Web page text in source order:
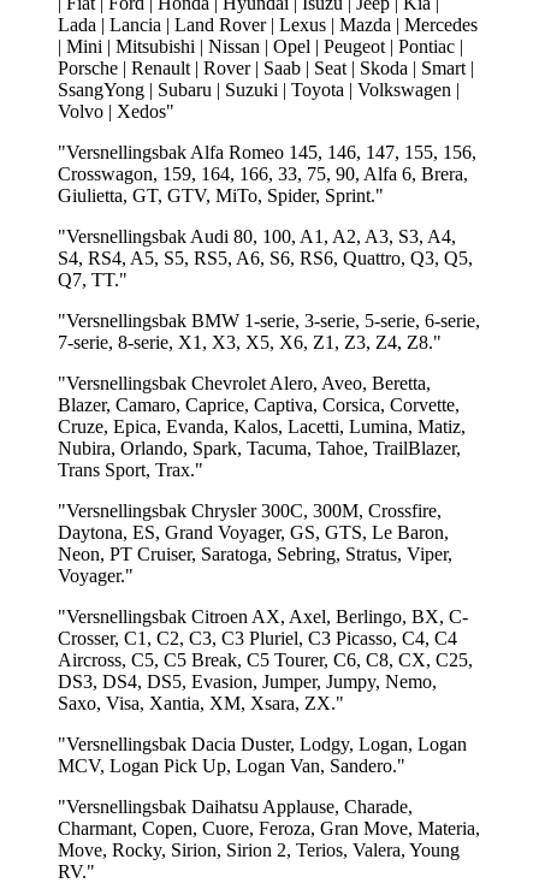
Lada | Lancia | Land Rover | Lexus | Mazda | Mercedes
| Mini | Mitsubishi | Nissan | Opel | Peugeot | Pontiac |
Porsche | Renault | Rover | Saab | Seat | Skoda | Smart |
SsangYong | Subaru | Suzuki | Toyota | Volkswagen |
Volvo | Xedos"
"Versnellingsbak Alfa Romeo 145, 146, 147, 155, 156,
Crosswagon, 159, 164, 166, 33, 75, 90, Alfa 6, Brera,
Giulietta, GT, GTV, MiTo, Spider, Sprint."
"Versnellingsbak Audi 80, 100, A1, A2, A3, S3, A4,
S4, RS4, A5, S5, RS5, A6, S6, RS6, Quattro, Q3, Q5,
Q7, TT."
"Versnellingsbak BMW 1-serie, 3-serie, 5-serie, 6-serie,
7-serie, 8-serie, X1, X3, X5, X6, Z1, Z3, Z4, Z8."
"Versnellingsbak Chevrolet Alero, Aveo, Beretta,
Blazer, Camaro, Caprice, Captiva, Corsica, Corvette,
Cruze, Epica, Evanda, Kalos, Lacetti, Lumina, Matiz,
Nubira, Orlando, Spark, Tacuma, Tahoe, TrailBlazer,
Trans Sport, Trax."
"Versnellingsbak Chrysler 300C, 300M, Crossfire,
Daytona, ES, Grand Voyager, GS, GTS, Le Baron,
Neon, PT Cruiser, Saratoga, Sebring, Stratus, Viper,
Voyager."
"Versnellingsbak Citroen AX, Axel, Berlingo, BX, C-
Crosser, C1, C2, C3, C3 Pluriel, C3 Picasso, C4, C4
Aircross, C5, C5 Break, C5 Tourer, C6, C8, CX, C25,
DS3, DS4, DS5, Evasion, Jumper, Jumpy, Nemo,
Saxo, Visa, Xantia, XM, Xsara, ZX."
"Versnellingsbak Dacia Duster, Lodgy, Logan, Logan
MCV, Logan Pick Up, Logan Van, Sandero."
"Versnellingsbak Daihatsu Applause, Charade,
Charmant, Copen, Cuore, Feroza, Gran Move, Materia,
Move, Rocky, Sirion, Sirion 2, Terios, Valera, Young
RV."